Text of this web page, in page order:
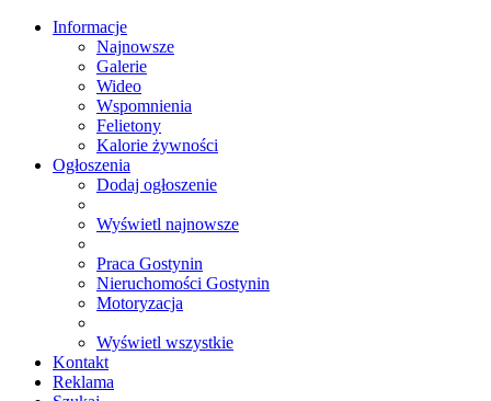
Informacje
Najnowsze
Galerie
Wideo
Wspomnienia
Felietony
Kalorie żywności
Ogłoszenia
Dodaj ogłoszenie
Wyświetl najnowsze
Praca Gostynin
Nieruchomości Gostynin
Motoryzacja
Wyświetl wszystkie
Kontakt
Reklama